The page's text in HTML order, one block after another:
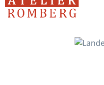
Bildergalerie überspringen